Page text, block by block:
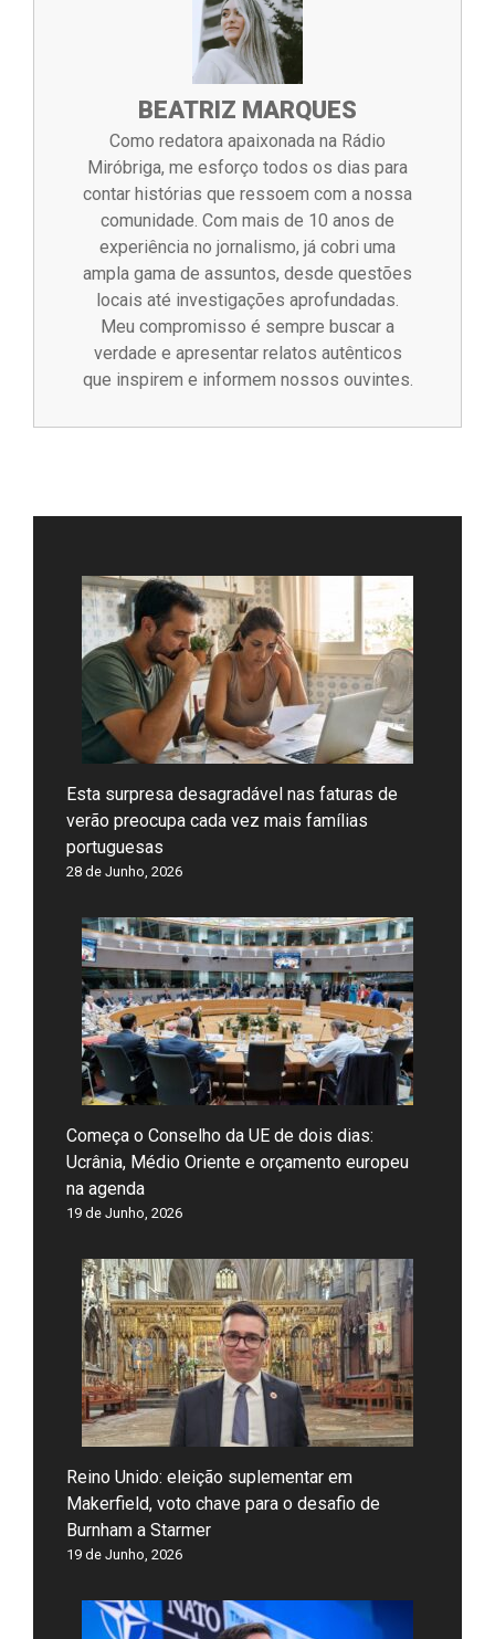
BEATRIZ MARQUES
Como redatora apaixonada na Rádio
Miróbriga, me esforço todos os dias para
contar histórias que ressoem com a nossa
comunidade. Com mais de 10 anos de
experiência no jornalismo, já cobri uma
ampla gama de assuntos, desde questões
locais até investigações aprofundadas.
Meu compromisso é sempre buscar a
verdade e apresentar relatos autênticos
que inspirem e informem nossos ouvintes.
Esta surpresa desagradável nas faturas de
verão preocupa cada vez mais famílias
portuguesas
28 de Junho, 2026
Começa o Conselho da UE de dois dias:
Ucrânia, Médio Oriente e orçamento europeu
na agenda
19 de Junho, 2026
Reino Unido: eleição suplementar em
Makerfield, voto chave para o desafio de
Burnham a Starmer
19 de Junho, 2026